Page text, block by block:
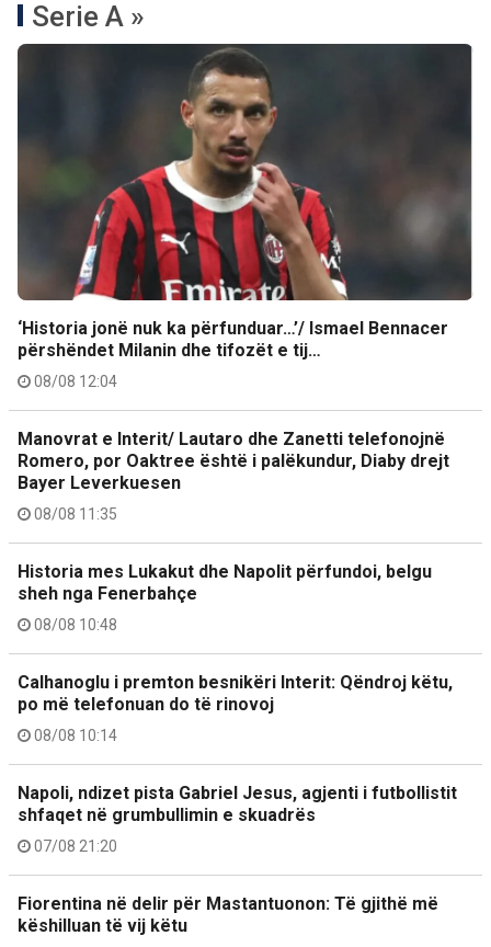
Serie A »
‘Historia jonë nuk ka përfunduar…’/ Ismael Bennacer
përshëndet Milanin dhe tifozët e tij…
08/08 12:04
Manovrat e Interit/ Lautaro dhe Zanetti telefonojnë
Romero, por Oaktree është i palëkundur, Diaby drejt
Bayer Leverkuesen
08/08 11:35
Historia mes Lukakut dhe Napolit përfundoi, belgu
sheh nga Fenerbahçe
08/08 10:48
Calhanoglu i premton besnikëri Interit: Qëndroj këtu,
po më telefonuan do të rinovoj
08/08 10:14
Napoli, ndizet pista Gabriel Jesus, agjenti i futbollistit
shfaqet në grumbullimin e skuadrës
07/08 21:20
Fiorentina në delir për Mastantuonon: Të gjithë më
këshilluan të vij këtu